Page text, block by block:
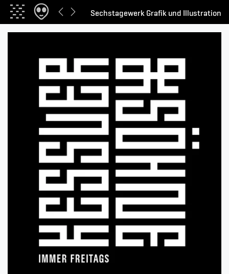
Sechstagewerk Grafik und Illustration